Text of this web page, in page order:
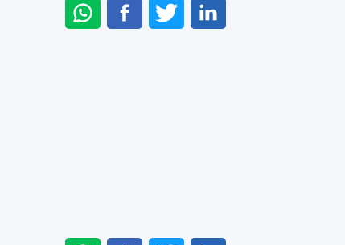
ENVIAR
NO
COMPARTILHAR
NO
COMPARTILHAR
NO